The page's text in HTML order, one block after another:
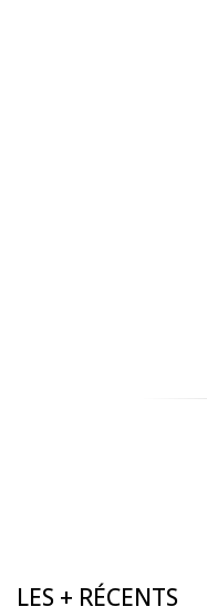
LES + RÉCENTS